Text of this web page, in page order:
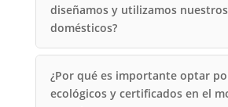
diseñamos y utilizamos
domésticos?
¿Por qué es importante optar
ecológicos y certificados en el